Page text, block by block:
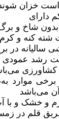
است خزان
دارای
شاخ و
شته کنه و
سالیانه در
رشد عمودی
کشاورزی
موارد
می‌باشد
و خشک و
قلم در